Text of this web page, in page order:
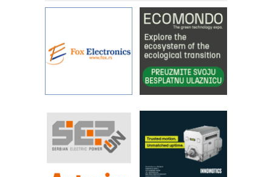
sistema
YAMADA pumpe – japanska
pouzdanost u transferu fluida
Filtration Group Industrial – Napredna
rešenja za filtraciju u hidrauličkim i
procesnim sistemima
Art Utopia Studio – vizuelne priče
RILINEX kompanije Rittal
FANUC: Najbolje za vašu pametnu
automatizaciju
Efikasno upravljanje energijom